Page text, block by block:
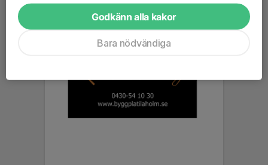
Godkänn alla kakor
Bara nödvändiga